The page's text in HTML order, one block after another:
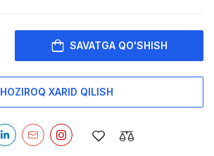
SAVATGA QO'SHISH
HOZIROQ XARID QILISH